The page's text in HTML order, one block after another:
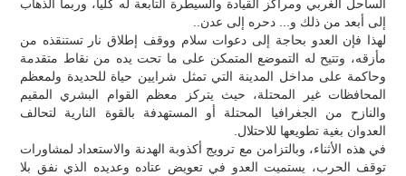
الساحل الغربي ومراكز القيادة والسيطرة التابعة له كلياً، وربما الذهاب
إلى أبعد من ذلك و... دحره إلى عدن..
لهذا فإن العدو بحاجة إلى دعوات سلام ووقف إطلاق نار تستنقذه من
مأزقه، وتتيح له التموضع المتمكن على ما تحت يده من نقاط متقدمة
وحاكمة على مداخل المدينة التي تمثل شرايين حياة للحديدة ولمعظم
المحافظات غير المحتلة، حيث يتركز معظم القوام البشري المقيم
والنازح من الجغرافيا المحتلة أو المستهدفة بالقوة النارية لتحالف
العدوان بغية تطويعها للاحتلال.
في هذه الأثناء، وبالتزامن مع ترويج أكذوبة الهدنة والاستعداد لمشاورات
توقف الحرب، يستميت العدو في تعويض عتاده وعديده الذي نفق بلا